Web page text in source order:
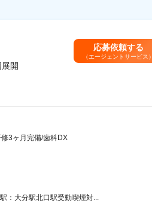
開
応募依頼する
（エージェントサービス）
3ヶ月完備/歯科DX
：大分駅北口駅受動喫煙対...